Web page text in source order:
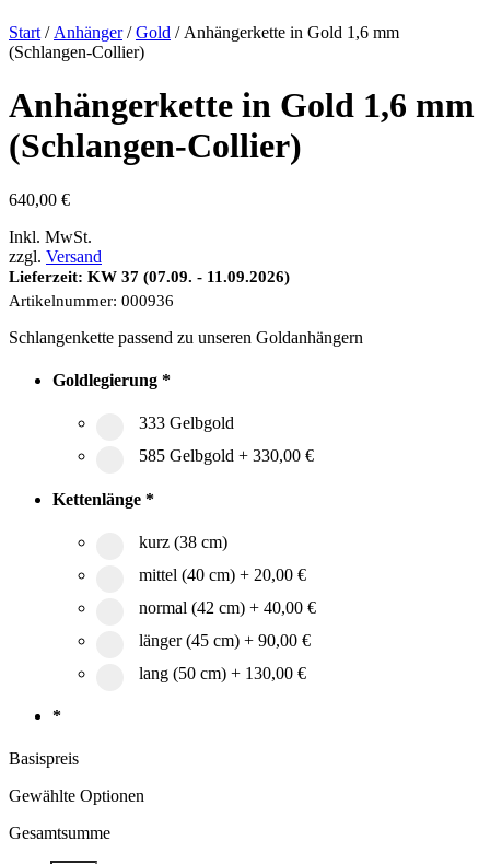
Start / Anhänger/Gold / Anhängerkette in Gold 1,6 mm
(Schlangen-Collier)
Anhängerkette in Gold 1,6 mm
(Schlangen-Collier)
640,00 €
Inkl. MwSt.
zzgl. Versand
Lieferzeit: KW 37 (07.09. - 11.09.2026)
Artikelnummer: 000936
Schlangenkette passend zu unseren Goldanhängern
Goldlegierung *
333 Gelbgold
585 Gelbgold + 330,00 €
Kettenlänge *
kurz (38 cm)
mittel (40 cm) + 20,00 €
normal (42 cm) + 40,00 €
länger (45 cm) + 90,00 €
lang (50 cm) + 130,00 €
*
Basispreis
Gewählte Optionen
Gesamtsumme